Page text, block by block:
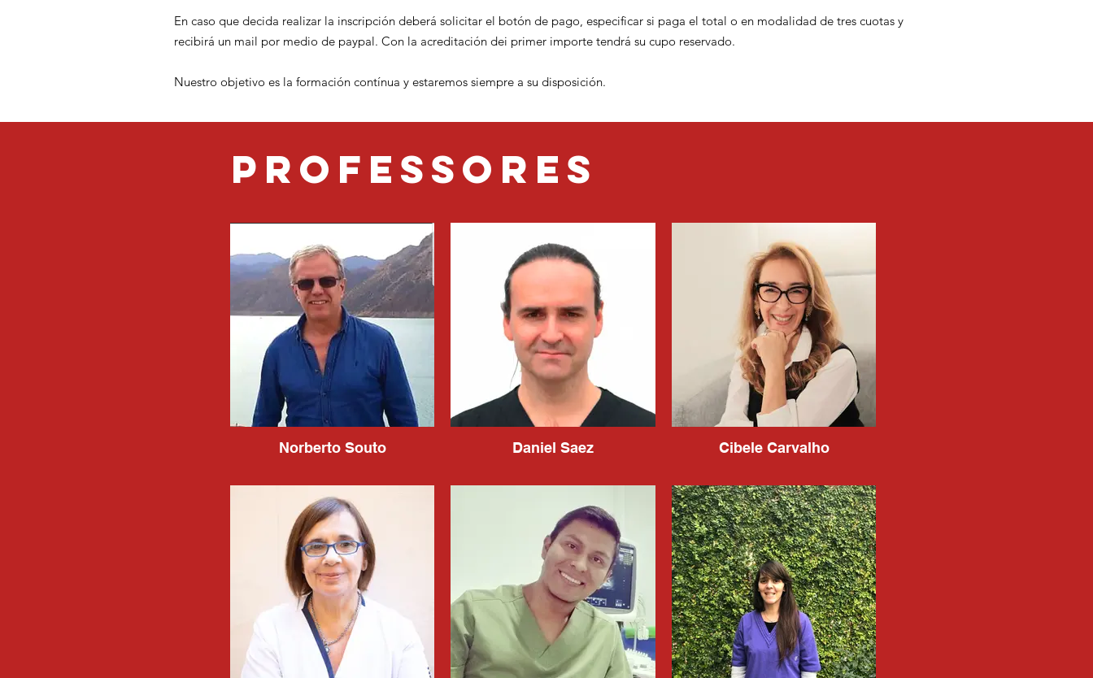
En caso que decida realizar la inscripción deberá solicitar el botón de pago, especificar si paga el total o en modalidad de tres cuotas y
recibirá un mail por medio de paypal. Con la acreditación dei primer importe tendrá su cupo reservado.
Nuestro objetivo es la formación contínua y estaremos siempre a su disposición.
professores
Norberto Souto Daniel Saez Cibele Carvalho